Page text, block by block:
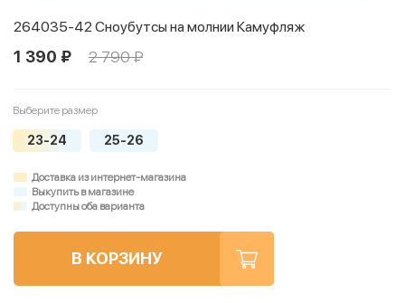
264035-42 Сноубутсы на молнии Камуфляж
1 390 ₽ 2 790 ₽
Выберите размер
23-24 25-26
Доставка из интернет-магазина
Выкупить в магазине
Доступны оба варианта
В КОРЗИНУ